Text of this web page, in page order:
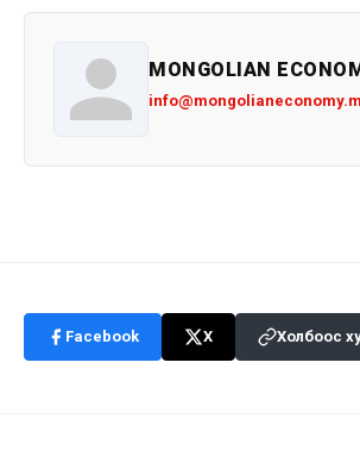
MONGOLIAN
Facebook X Холбоос